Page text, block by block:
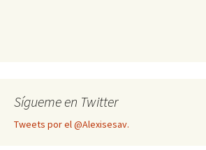
Sígueme en Twitter
Tweets por el @Alexisesav.